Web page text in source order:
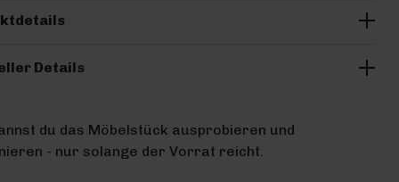
Details
du das Möbelstück ausprobieren und
- nur solange der Vorrat reicht.